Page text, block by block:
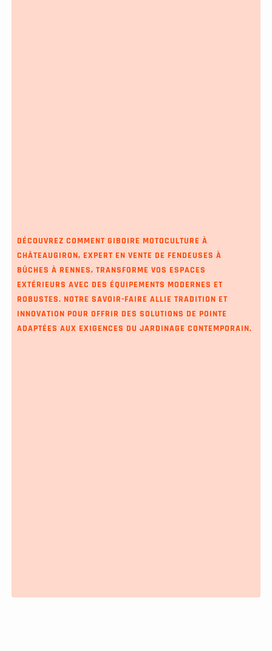
DÉCOUVREZ COMMENT GIBOIRE MOTOCULTURE À
CHÂTEAUGIRON, EXPERT EN VENTE DE FENDEUSES À
BÛCHES À RENNES, TRANSFORME VOS ESPACES
EXTÉRIEURS AVEC DES ÉQUIPEMENTS MODERNES ET
ROBUSTES. NOTRE SAVOIR-FAIRE ALLIE TRADITION ET
INNOVATION POUR OFFRIR DES SOLUTIONS DE POINTE
ADAPTÉES AUX EXIGENCES DU JARDINAGE CONTEMPORAIN.